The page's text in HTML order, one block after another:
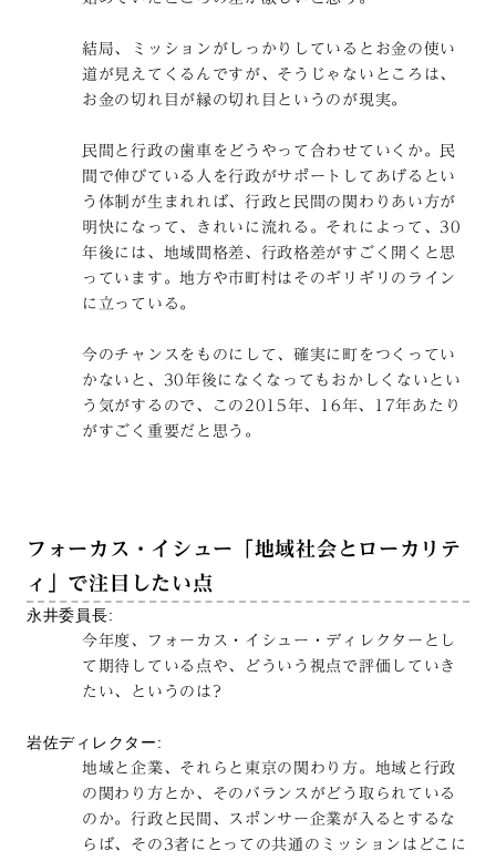
結局、ミッションがしっかりしているとお金の使い
道が見えてくるんですが、そうじゃないところは、
お金の切れ目が縁の切れ目というのが現実。
民間と行政の歯車をどうやって合わせていくか。民
間で伸びている人を行政がサポートしてあげるとい
う体制が生まれれば、行政と民間の関わりあい方が
明快になって、きれいに流れる。それによって、30
年後には、地域間格差、行政格差がすごく開くと思
っています。地方や市町村はそのギリギリのライン
に立っている。
今のチャンスをものにして、確実に町をつくってい
かないと、30年後になくなってもおかしくないとい
う気がするので、この2015年、16年、17年あたり
がすごく重要だと思う。
フォーカス・イシュー「地域社会とローカリテ
ィ」で注目したい点
永井委員長:
今年度、フォーカス・イシュー・ディレクターとし
て期待している点や、どういう視点で評価していき
たい、というのは?
岩佐ディレクター:
地域と企業、それらと東京の関わり方。地域と行政
の関わり方とか、そのバランスがどう取られている
のか。行政と民間、スポンサー企業が入るとするな
らば、その3者にとっての共通のミッションはどこに